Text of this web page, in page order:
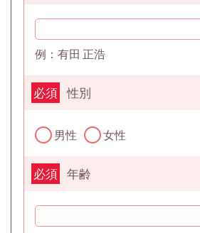
例：有田 正浩
性別
必須
男性 女性
年齢
必須